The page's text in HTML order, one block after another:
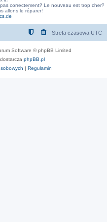
correctement? Le nouveau est trop cher?
allons le réparer!
Strefa czasowa UTC
Software © phpBB Limited
phpBB.pl
| Regulamin